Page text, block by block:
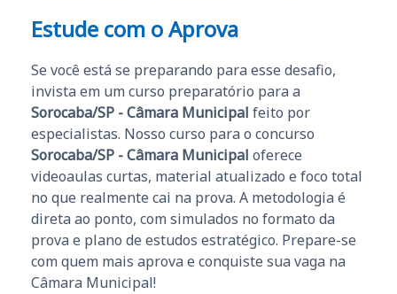
Estude com o Aprova
Se você está se preparando para esse desafio,
invista em um curso preparatório para a
Sorocaba/SP - Câmara Municipal feito por
especialistas. Nosso curso para o concurso
Sorocaba/SP - Câmara Municipal oferece
videoaulas curtas, material atualizado e foco total
no que realmente cai na prova. A metodologia é
direta ao ponto, com simulados no formato da
prova e plano de estudos estratégico. Prepare-se
com quem mais aprova e conquiste sua vaga na
Câmara Municipal!